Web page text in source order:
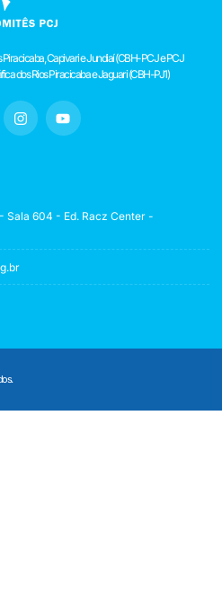
Capivari e Jundiaí (CBH-PCJ e PCJ
dos Rios Piracicaba e Jaguari (CBH-PJ1)
Sala 604 - Ed. Racz Center -